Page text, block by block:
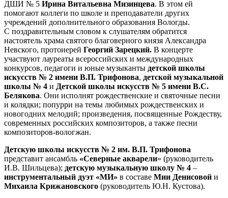
ДШИ № 5 Ирина Витальевна Мизинцева. В этом ей
помогают коллеги по школе и преподаватели других
учреждений дополнительного образования Вологды.
С поздравительным словом к слушателям обратится
настоятель храма святого благоверного князя Александра
Невского, протоиерей Георгий Зарецкий. В концерте
участвуют лауреаты всероссийских и международных
конкурсов, педагоги и юные музыканты детской школы
искусств № 2 имени В.П. Трифонова, детской музыкальной
школы № 4 и Детской школы искусств № 5 имени В.С.
Белякова. Они исполнят рождественские и святочные песни
и колядки; попурри на темы любимых рождественских и
новогодних мелодий; произведения, посвященные Рождеству,
современных российских композиторов, а также песни
композиторов-вологжан.
Детскую школы искусств № 2 им. В.П. Трифонова
представит ансамбль «Северные акварели» (руководитель
И.В. Шильцева); детскую музыкальную школу № 4 –
инструментальный дуэт «МИ» в составе Мии Денисовой и
Михаила Крижановского (руководитель Ю.Н. Кустова).